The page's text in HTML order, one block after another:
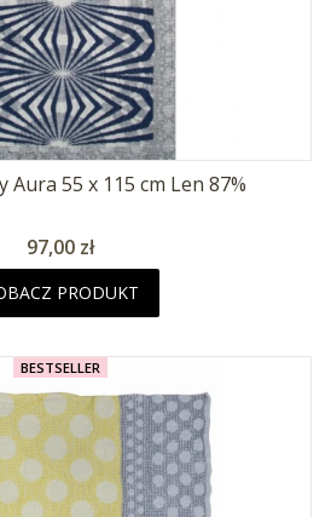
Aura 55 x 115 cm Len 87%
Cena
97,00 zł
PRODUKT
BESTSELLER